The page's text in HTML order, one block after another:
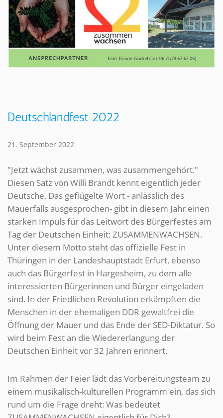
Deutschlandfest 2022
21. September 2022
"Jetzt wächst zusammen, was zusammengehört."
Diesen Satz von Willi Brandt kennt eigentlich jeder
Deutsche. Das geflügelte Wort - anlässlich des
Mauerfalls ausgesprochen- gibt in diesem Jahr einen
starken Impuls für das Leitwort des Bürgerfestes am
Tag der Deutschen Einheit: ZUSAMMENWACHSEN.
Unter diesem Motto steht das offizielle Fest in
Thüringen in der Landeshauptstadt Erfurt, ebenso
auch das Bürgerfest in Hargesheim, zu dem alle
interessierten Bürgerinnen und Bürger eingeladen
sind. In der Friedlichen Revolution erkämpften die
Menschen in der ehemaligen DDR gewaltfrei die
Öffnung der Mauer und das Ende der SED-Diktatur. So
wird beim Fest an die Wiedererlangung der
Deutschen Einheit vor 32 Jahren erinnert.
Im Rahmen der Feier lädt das Vorbereitungsteam zu
einem musikalisch-kulturellen Programm ein, das sich
rund um die Frage dreht: Was bedeutet